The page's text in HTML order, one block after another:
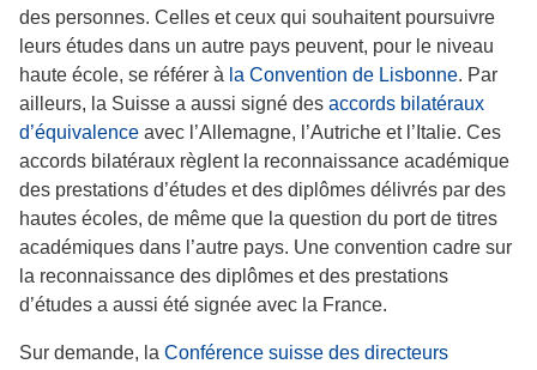
des personnes. Celles et ceux qui souhaitent poursuivre
leurs études dans un autre pays peuvent, pour le niveau
haute école, se référer à la Convention de Lisbonne. Par
ailleurs, la Suisse a aussi signé des accords bilatéraux
d’équivalence avec l’Allemagne, l’Autriche et l’Italie. Ces
accords bilatéraux règlent la reconnaissance académique
des prestations d’études et des diplômes délivrés par des
hautes écoles, de même que la question du port de titres
académiques dans l’autre pays. Une convention cadre sur
la reconnaissance des diplômes et des prestations
d’études a aussi été signée avec la France.
Sur demande, la Conférence suisse des directeurs